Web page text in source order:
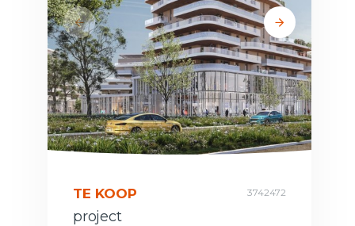
TE KOOP 3742472
project